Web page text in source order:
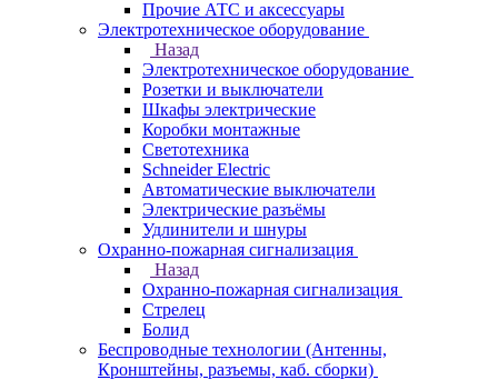
Прочие АТС и аксессуары
Электротехническое оборудование
Назад
Электротехническое оборудование
Розетки и выключатели
Шкафы электрические
Коробки монтажные
Светотехника
Schneider Electric
Автоматические выключатели
Электрические разъёмы
Удлинители и шнуры
Охранно-пожарная сигнализация
Назад
Охранно-пожарная сигнализация
Стрелец
Болид
Беспроводные технологии (Антенны,
Кронштейны, разъемы, каб. сборки)